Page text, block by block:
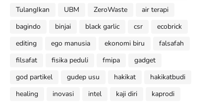
TulangIkan
UBM ZeroWaste
air terapi
bagindo
binjai black garlic csr
ecobrick
editing
ego manusia ekonomi biru
falsafah
filsafat
fisika peduli fmipa
gadget
god partikel
gudep usu hakikat
hakikatbudi
healing
inovasi intel kaji diri
kaprodi